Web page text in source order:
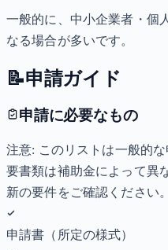
一般的に、中小企業者・個
なる場合が多いです。
📝申請ガイド
申請に必要なもの
注意: このリストは一般的
要書類は補助金によって異
新の要件をご確認ください。
申請書（所定の様式）